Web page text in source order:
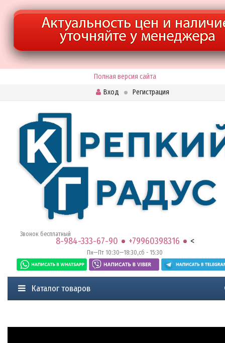
Полная версия сайта
Вход
Регистрация
8-984-333-67-90 +79960398316 <
Звонок бесплатный
Пн—Пт 10:30—18:30,сб - 15:30
Каталог товаров